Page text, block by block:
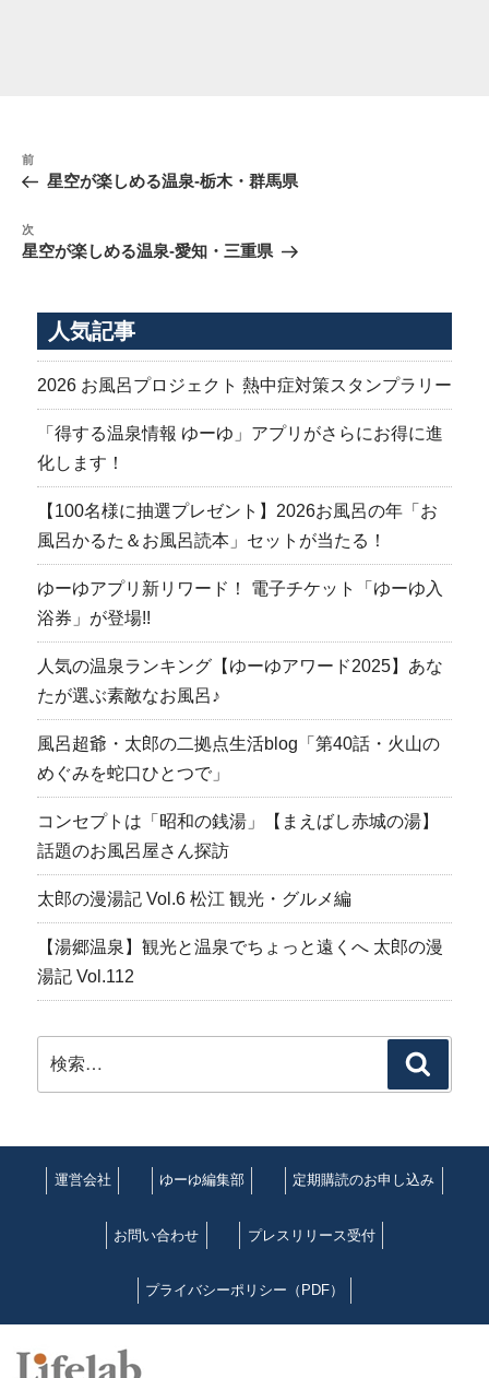
投
稿
ビ
ゲ
ン
前
の
稿
前
星空が楽しめる温泉-栃木・群馬県
次
の
次
星空が楽しめる温泉-愛知・三重県
人気記事
2026 お風呂プロジェクト 熱中症対策スタンプラリー
「得する温泉情報 ゆーゆ」アプリがさらにお得に進
化します！
【100名様に抽選プレゼント】2026お風呂の年「お
風呂かるた＆お風呂読本」セットが当たる！
ゆーゆアプリ新リワード！ 電子チケット「ゆーゆ入
浴券」が登場!!
人気の温泉ランキング【ゆーゆアワード2025】あな
たが選ぶ素敵なお風呂♪
風呂超爺・太郎の二拠点生活blog「第40話・火山の
めぐみを蛇口ひとつで」
コンセプトは「昭和の銭湯」【まえばし赤城の湯】
話題のお風呂屋さん探訪
太郎の漫湯記 Vol.6 松江 観光・グルメ編
【湯郷温泉】観光と温泉でちょっと遠くへ 太郎の漫
湯記 Vol.112
索
運営会社 ゆーゆ編集部 定期購読のお申し込み
お問い合わせ プレスリリース受付
プライバシーポリシー（PDF）